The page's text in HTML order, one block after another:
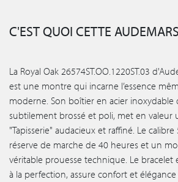
C'EST QUOI CETTE
La Royal Oak 26574ST.OO.1220ST.03
est une montre qui incarne l’essence
moderne. Son boîtier en acier inoxydable
subtilement brossé et poli, met en valeur
"Tapisserie" audacieux et raffiné. Le
réserve de marche de 40 heures et un
véritable prouesse technique. Le bracelet
à la perfection, assure confort et